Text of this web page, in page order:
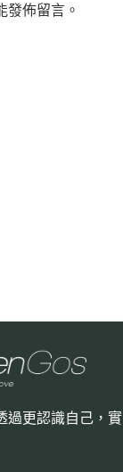
發佈留言。
過更認識自己，實